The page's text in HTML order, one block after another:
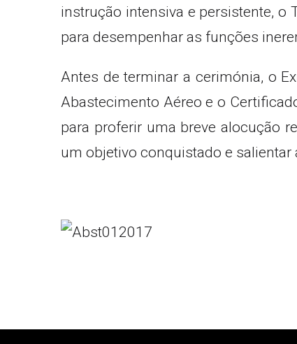
instrução intensiva e persistente, o
para desempenhar as funções
Antes de terminar a cerimónia, o
Abastecimento Aéreo e o
para proferir uma breve alocução
um objetivo conquistado e